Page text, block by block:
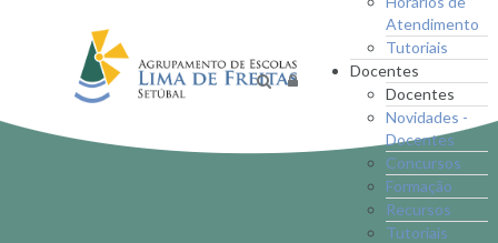
Atendimento
Tutoriais
Docentes
Docentes
Novidades -
Docentes
Concursos
Formação
Recursos
Tutoriais